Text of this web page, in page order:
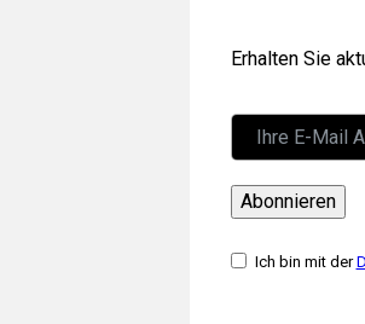
Erhalten Sie
Abonnieren
Ich bin mit der